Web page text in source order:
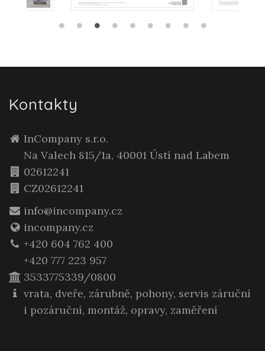
Kontakty
InCompany s.r.o.
Na Valech 815/1a, 40001 Ústí nad Labem
02612241
CZ02612241
info@incompany.cz
incompany.cz
+420 604 762 400
+420 777 223 957
3533775339/0800
vrata, dveře, zárubně, pohony, servis záruční
i pozáruční, montáž, opravy, zaměření